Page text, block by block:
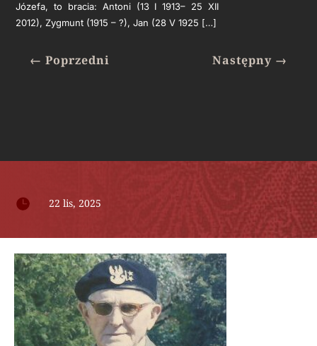
Józefa, to bracia: Antoni (13 I 1913– 25 XII
2012), Zygmunt (1915 – ?), Jan (28 V 1925 […]
←Poprzedni Następny→
 22 lis, 2025